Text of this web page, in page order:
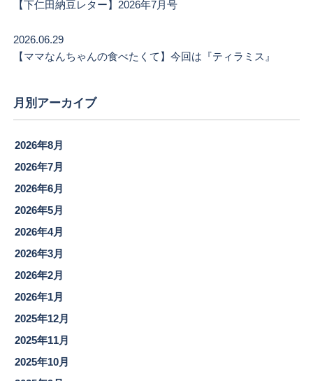
【下仁田納豆レター】2026年7月号
【ママなんちゃんの食べたくて】今回は『ティラミス』
2026.06.29
月別アーカイブ
2026年8月
2026年7月
2026年6月
2026年5月
2026年4月
2026年3月
2026年2月
2026年1月
2025年12月
2025年11月
2025年10月